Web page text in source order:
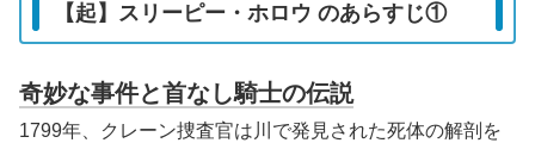
【起】スリーピー・ホロウ のあらすじ①
奇妙な事件と首なし騎士の伝説
1799年、クレーン捜査官は川で発見された死体の解剖を